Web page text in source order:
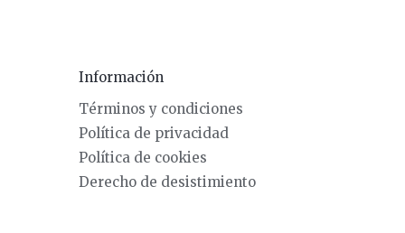
Información
Términos y condiciones
Política de privacidad
Política de cookies
Derecho de desistimiento